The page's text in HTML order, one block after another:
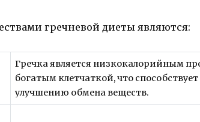
гречневой диеты являются:
Гречка является низкокалорийным
богатым клетчаткой, что
улучшению обмена веществ.